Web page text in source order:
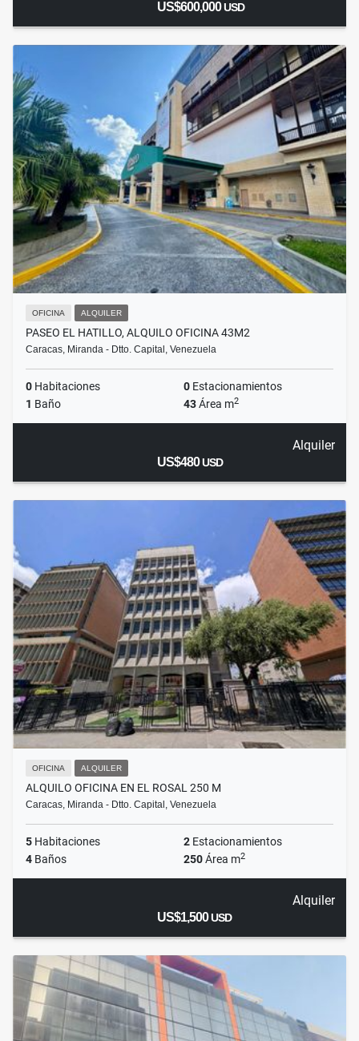
US$600,000USD
OFICINA ALQUILER
PASEO EL HATILLO, ALQUILO OFICINA 43M2
Caracas, Miranda - Dtto. Capital, Venezuela
0 Habitaciones 0 Estacionamientos
1 Baño 43Área m2
Alquiler
US$480USD
OFICINA ALQUILER
ALQUILO OFICINA EN EL ROSAL 250 M
Caracas, Miranda - Dtto. Capital, Venezuela
5 Habitaciones 2 Estacionamientos
4 Baños 250Área m2
Alquiler
US$1,500USD